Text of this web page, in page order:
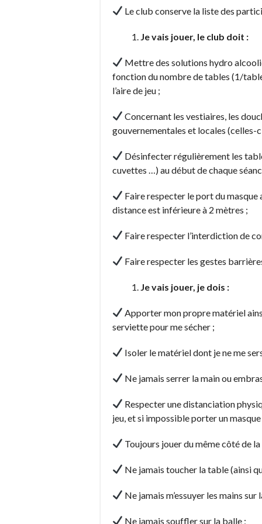
Le club conserve la liste des
Je vais jouer, le club doit :
Mettre des solutions hydro
fonction du nombre de tables (1/
l’aire de jeu ;
Concernant les vestiaires, les
gouvernementales et locales (celles-
Désinfecter régulièrement les
cuvettes …) au début de chaque
Faire respecter le port du
distance est inférieure à 2 mètres ;
Faire respecter l’interdiction de
Faire respecter les gestes
Je vais jouer, je dois :
Apporter mon propre matériel
serviette pour me sécher ;
Isoler le matériel dont je ne me
Ne jamais serrer la main ou
Respecter une distanciation
jeu, et si impossible porter un masque
Toujours jouer du même côté de
Ne jamais toucher la table (ainsi
Ne jamais m’essuyer les mains sur
Ne jamais souffler sur la balle ;